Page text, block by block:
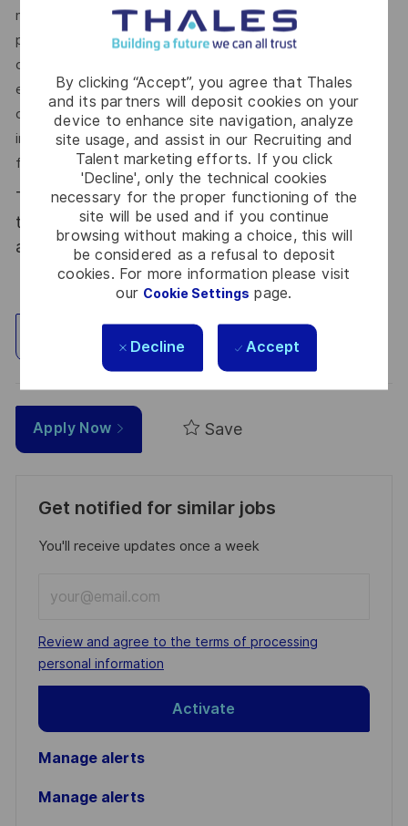
By clicking “Accept”, you agree that Thales
and its partners will deposit cookies on your
device to enhance site navigation, analyze
site usage, and assist in our Recruiting and
Talent marketing efforts. If you click
'Decline', only the technical cookies
necessary for the proper functioning of the
site will be used and if you continue
browsing without making a choice, this will
be considered as a refusal to deposit
cookies. For more information please visit
our Cookie Settings page.
Decline Accept
navigation par satellite vous offrira l’opportunité de
participer activement à la conception de systèmes
complexes et stratégiques pour l’Europe, au sein d’un
environnement international et multiculturel. Vous
collaborerez avec de nombreux acteurs institutionnels et
industriels, et contribuerez à des projets d’envergure qui
façonnent l’avenir de la navigation par satellite.
Thales, entreprise Handi-Engagée, reconnait
tous les talents. La diversité est notre meilleur
atout. Postulez et rejoignez nous !
Explore Location
Apply Now Save
Get notified for similar jobs
You'll receive updates once a week
Email
address
(Required)
Required
Review and agree to the terms of processing
personal information
Activate
Manage alerts
Manage alerts